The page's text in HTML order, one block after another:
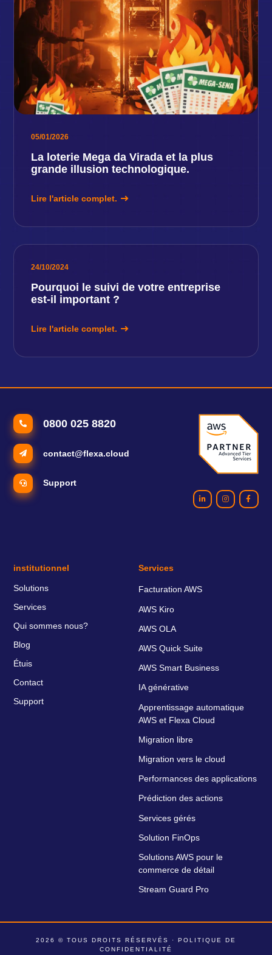
05/01/2026
La loterie Mega da Virada et la plus
grande illusion technologique.
Lire l'article complet.
24/10/2024
Pourquoi le suivi de votre entreprise
est-il important ?
Lire l'article complet.
0800 025 8820
contact@flexa.cloud
Support
institutionnel
Solutions
Services
Qui sommes nous?
Blog
Étuis
Contact
Support
Services
Facturation AWS
AWS Kiro
AWS OLA
AWS Quick Suite
AWS Smart Business
IA générative
Apprentissage automatique
AWS et Flexa Cloud
Migration libre
Migration vers le cloud
Performances des applications
Prédiction des actions
Services gérés
Solution FinOps
Solutions AWS pour le
commerce de détail
Stream Guard Pro
2026 © TOUS DROITS RÉSERVÉS · POLITIQUE DE
CONFIDENTIALITÉ